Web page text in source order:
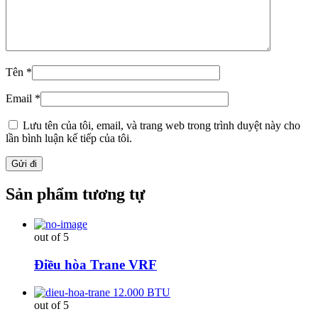
Tên *
Email *
Lưu tên của tôi, email, và trang web trong trình duyệt này cho
lần bình luận kế tiếp của tôi.
Sản phẩm tương tự
out of 5
Điều hòa Trane VRF
out of 5